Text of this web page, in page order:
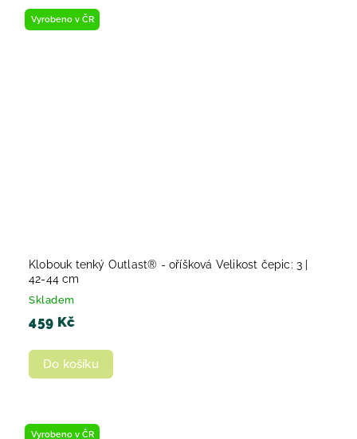
Vyrobeno v ČR
Klobouk tenký Outlast® - oříšková Velikost čepic: 3 |
42-44 cm
Skladem
459 Kč
Do košíku
Vyrobeno v ČR